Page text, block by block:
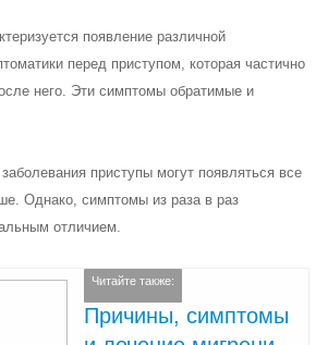
появление различной
перед приступом, которая частично
него. Эти симптомы обратимые и
приступы могут появляться все
Однако, симптомы из раза в раз
отличием.
Читайте также:
Причины, симптомы